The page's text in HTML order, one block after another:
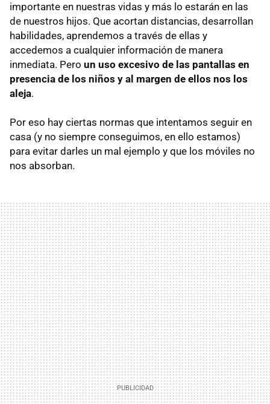
importante en nuestras vidas y más lo estarán en las
de nuestros hijos. Que acortan distancias, desarrollan
habilidades, aprendemos a través de ellas y
accedemos a cualquier información de manera
inmediata. Pero un uso excesivo de las pantallas en
presencia de los niños y al margen de ellos nos los
aleja.
Por eso hay ciertas normas que intentamos seguir en
casa (y no siempre conseguimos, en ello estamos)
para evitar darles un mal ejemplo y que los móviles no
nos absorban.